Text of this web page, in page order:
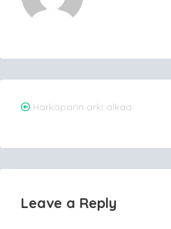
Post
Härkäparin arki alkaa
Leave a Reply